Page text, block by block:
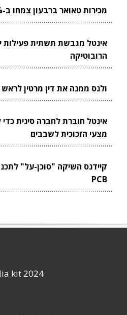
מכירות טאואר ברבעון צמחו ב-24%
אינטל מגבשת תשתית פעילות
הרובוטיקה
ולנס ממנה את דין מרטין
אינטל חוברת לחברה סינית
מצעי הזכוכית לשבבים
קיידנס השיקה "סוכן-על"
PCB
kit 2024